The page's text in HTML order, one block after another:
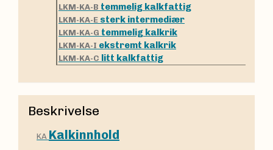
LKM-KA-B temmelig kalkfattig
LKM-KA-E sterk intermediær
LKM-KA-G temmelig kalkrik
LKM-KA-I ekstremt kalkrik
LKM-KA-C litt kalkfattig
Beskrivelse
KA Kalkinnhold